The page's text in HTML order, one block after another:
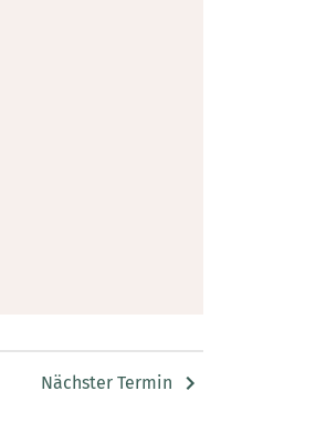
Nächster Termin